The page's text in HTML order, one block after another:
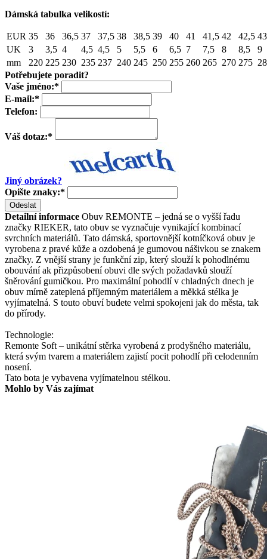
Dámská tabulka velikostí:
EUR 35 36 36,5 37 37,5 38 38,5 39 40 41 41,5 42 42,5 43
UK
3 3,5 4 4,5 4,5 5 5,5 6 6,5 7 7,5 8 8,5
9
mm
220 225 230 235 237 240 245 250 255 260 265 270 275
Potřebujete poradit?
Vaše jméno:*
E-mail:*
Telefon:
Váš dotaz:*
Jiný obrázek?
Opište znaky:*
Odeslat
Detailní informace Obuv REMONTE – jedná se o vyšší řadu
značky RIEKER, tato obuv se vyznačuje vynikající kombinací
svrchních materiálů. Tato dámská, sportovnější kotníčková obuv je
vyrobena z pravé kůže a ozdobená je gumovou nášivkou se znakem
značky. Z vnější strany je funkční zip, který slouží k pohodlnému
obouvání ak přizpůsobení obuvi dle svých požadavků slouží
šněrování gumičkou. Pro maximální pohodlí v chladných dnech je
obuv mírně zateplená příjemným materiálem a měkká stélka je
vyjímatelná. S touto obuví budete velmi spokojeni jak do města, tak
do přírody.
Technologie:
Remonte Soft – unikátní stěrka vyrobená z prodyšného materiálu,
která svým tvarem a materiálem zajistí pocit pohodlí při celodenním
nosení.
Tato bota je vybavena vyjímatelnou stélkou.
Mohlo by Vás zajímat